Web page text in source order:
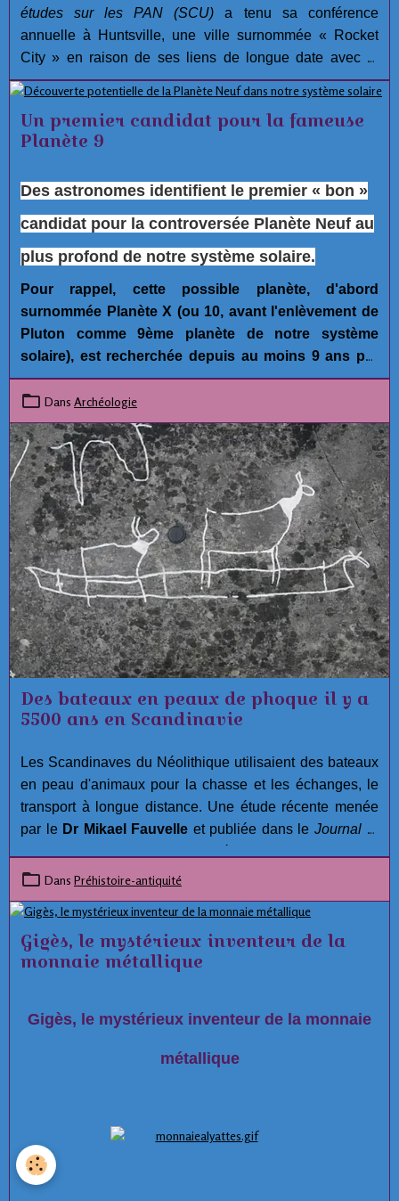
études sur les PAN (SCU) a tenu sa conférence
annuelle à Huntsville, une ville surnommée « Rocket
City » en raison de ses liens de longue date avec la
recherche aérospatiale.
Un premier candidat pour la fameuse
Planète 9
Des astronomes identifient le premier « bon »
candidat pour la controversée Planète Neuf au
plus profond de notre système solaire.
Pour rappel, cette possible planète, d'abord
surnommée Planète X (ou 10, avant l'enlèvement de
Pluton comme 9ème planète de notre système
solaire), est recherchée depuis au moins 9 ans par
plusieurs astronomes car ce serait la seule
explication possible raisonnable pour expliquer les
anomalies orbitales de plusieurs mini-planètes
dansla ceinture de Kuiper, aux confins de notre
système solaire.
Dans Archéologie
Des bateaux en peaux de phoque il y a
5500 ans en Scandinavie
Les Scandinaves du Néolithique utilisaient des bateaux
en peau d'animaux pour la chasse et les échanges, le
transport à longue distance. Une étude récente menée
par le Dr Mikael Fauvelle et publiée dans le Journal of
scandinave antique de la céramique piquée (PWC)
d'animaux, en particulierdes peaux de phoque
naviguer, pêcher, chasser et transporter, échanger sur de
vastes distances. La PWC a prospéré
de la Suède, du Danemark et de la Finlande actuels.
Dans Préhistoire-antiquité
Gigès, le mystérieux inventeur de la
monnaie métallique
Gigès, le mystérieux inventeur de la monnaie
métallique